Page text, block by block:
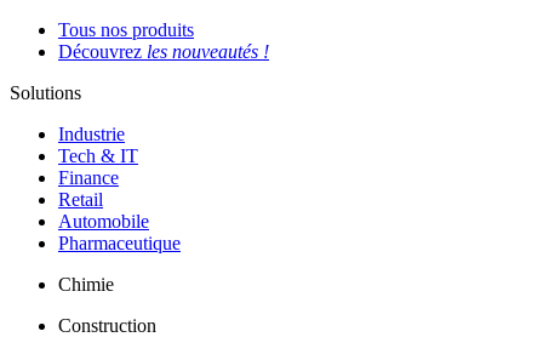
Tous nos produits
Découvrez les nouveautés !
Solutions
Industrie
Tech & IT
Finance
Retail
Automobile
Pharmaceutique
Chimie
Construction